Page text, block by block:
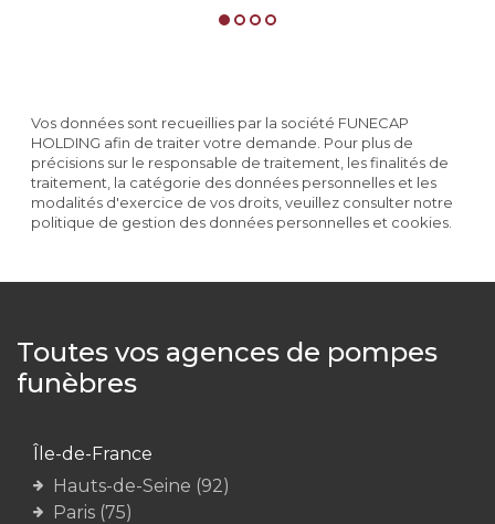
Vos données sont recueillies par la société FUNECAP
HOLDING afin de traiter votre demande. Pour plus de
précisions sur le responsable de traitement, les finalités de
traitement, la catégorie des données personnelles et les
modalités d'exercice de vos droits, veuillez consulter notre
politique de gestion des données personnelles et cookies.
Toutes vos agences de pompes
funèbres
Île-de-France
Hauts-de-Seine (92)
Paris (75)